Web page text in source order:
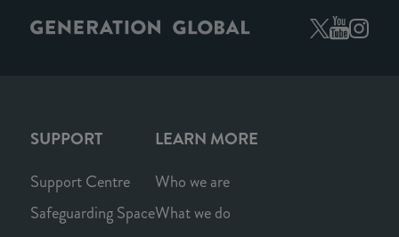
SUPPORT
Support Centre
Safeguarding Space
LEARN MORE
Who we are
What we do